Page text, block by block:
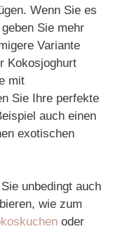
Wenn Sie es
Sie mehr
Variante
Kokosjoghurt
mit
Sie Ihre perfekte
auch einen
exotischen
unbedingt auch
wie zum
oder